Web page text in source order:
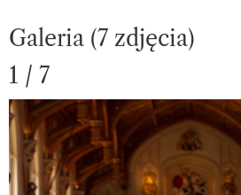
Galeria (7 zdjęcia)
1 / 7